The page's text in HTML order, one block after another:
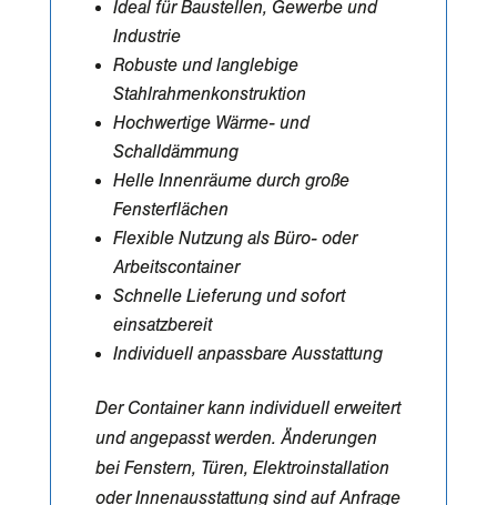
Ideal für Baustellen, Gewerbe und
Industrie
Robuste und langlebige
Stahlrahmenkonstruktion
Hochwertige Wärme- und
Schalldämmung
Helle Innenräume durch große
Fensterflächen
Flexible Nutzung als Büro- oder
Arbeitscontainer
Schnelle Lieferung und sofort
einsatzbereit
Individuell anpassbare Ausstattung
Der Container kann individuell erweitert
und angepasst werden. Änderungen
bei Fenstern, Türen, Elektroinstallation
oder Innenausstattung sind auf Anfrage